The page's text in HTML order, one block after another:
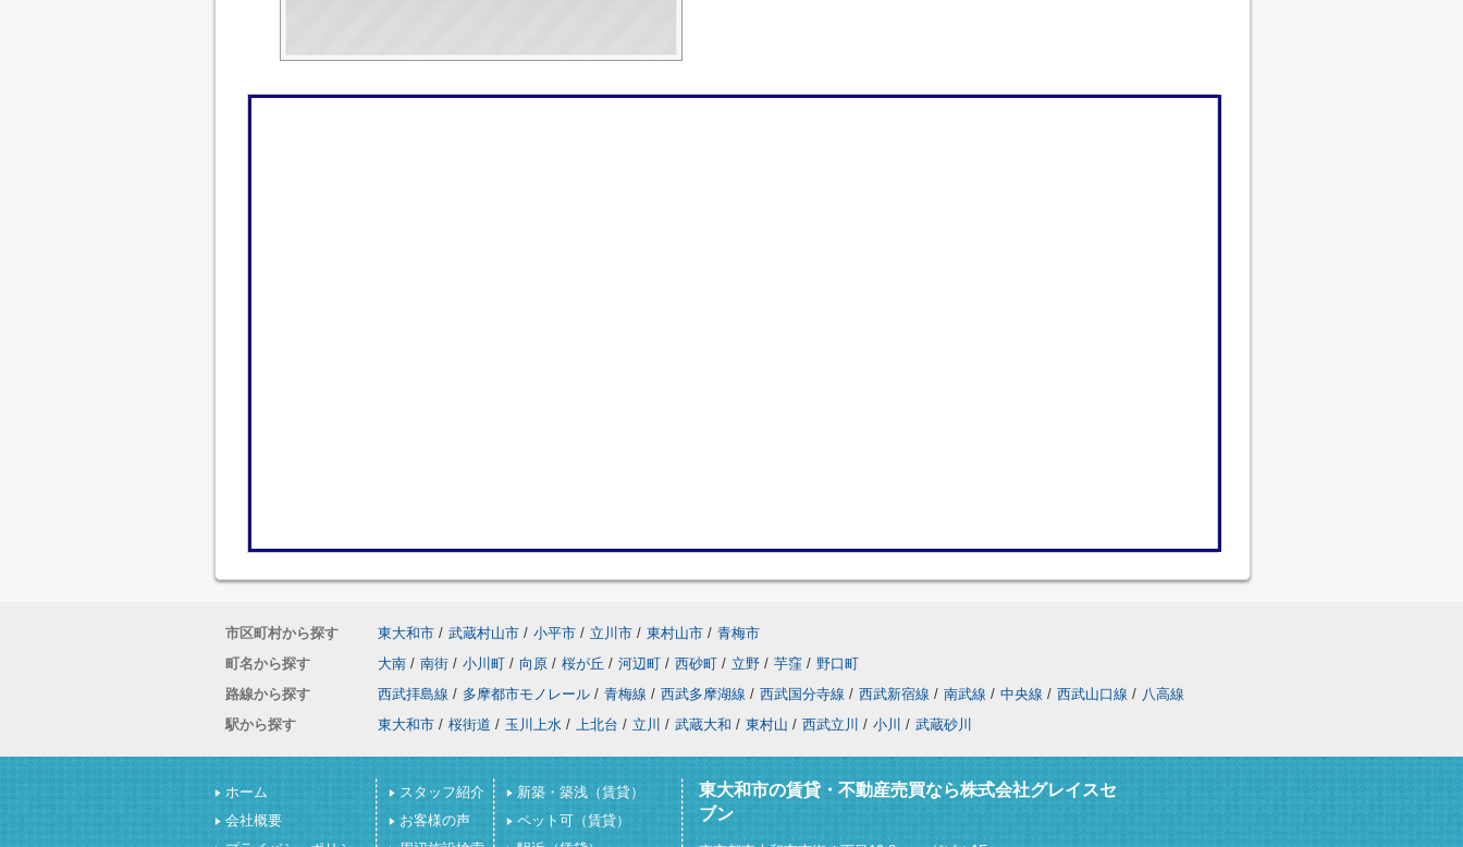
市区町村から探す 東大和市 / 武蔵村山市 / 小平市 / 立川市 / 東村山市 / 青梅市
町名から探す
大南 / 南街 / 小川町 / 向原 / 桜が丘 / 河辺町 / 西砂町 / 立野 / 芋窪 / 野口町
路線から探す
西武拝島線 / 多摩都市モノレール / 青梅線 / 西武多摩湖線 / 西武国分寺線 / 西武新宿線 / 南武線 / 中央線 / 西武山口線 / 八高線
駅から探す
東大和市 / 桜街道 / 玉川上水 / 上北台 / 立川 / 武蔵大和 / 東村山 / 西武立川 / 小川 / 武蔵砂川
ホーム
会社概要
スタッフ紹介
お客様の声
新築・築浅（賃貸）
ペット可（賃貸）
東大和市の賃貸・不動産売買なら株式会社グレイスセ
ブン